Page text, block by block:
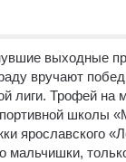
выходные
вручают
лиги. Трофей на
школы
ярославского
мальчишки,